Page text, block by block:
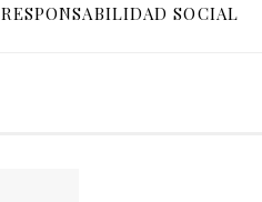
RESPONSABILIDAD SOCIAL